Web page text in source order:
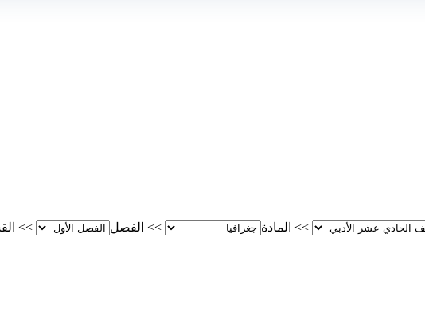
>> المادة >> الفصل >>